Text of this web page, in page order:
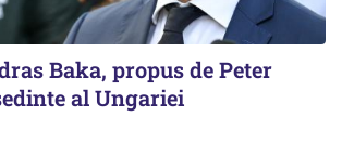
Baka, propus de Peter
al Ungariei